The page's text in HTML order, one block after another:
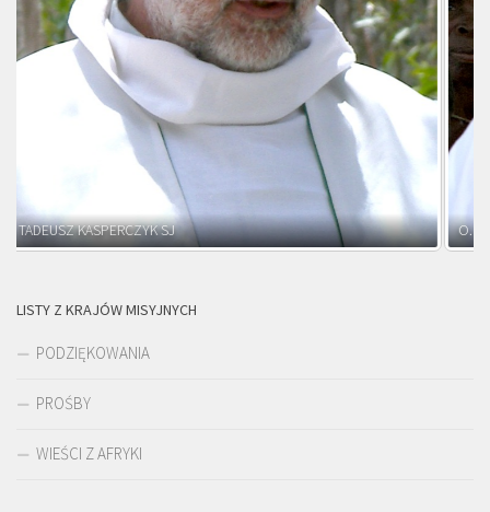
O. ADNRZEJ LEŚNIARA SJ
LISTY Z KRAJÓW MISYJNYCH
PODZIĘKOWANIA
PROŚBY
WIEŚCI Z AFRYKI